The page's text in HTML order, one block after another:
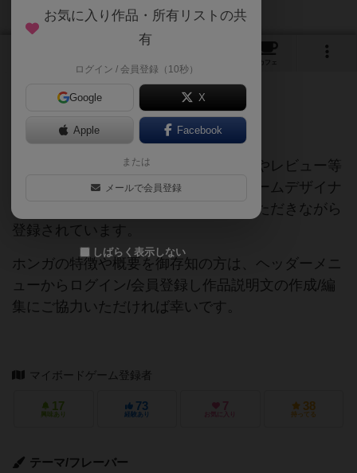
カフェ
ご協力ください
当サイトに掲載されている作品説明文やレビュー等
の情報は、ボドゲーマ運営事務局・ゲームデザイナ
ーご本人様・有志の皆様にご協力をいただきながら
登録されています。
ホンガの特徴や概要を御存知の方は、ヘッダーメニ
ューからログイン/会員登録し作品説明文の作成/編
集にご協力いただければ幸いです。
マイボードゲーム登録者
17
興味あり
73
経験あり
7
お気に入り
38
持ってる
テーマ/フレーバー
お気に入り作品・所有リストの共
有
ログイン / 会員登録（10秒）
Google X
Apple Facebook
または
メールで会員登録
しばらく表示しない